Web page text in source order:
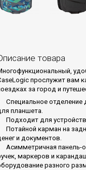
товара
прослужит вам
за город и
Специальное отделение
планшета.
Подходит для
Потайной карман на
и документов.
Асимметричная панель-
маркеров и
разного